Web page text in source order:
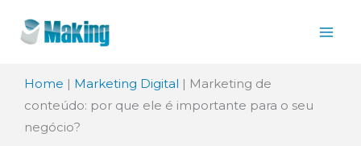
para
conteúdo
Home | Marketing Digital | Marketing de
conteúdo: por que ele é importante para o seu
negócio?